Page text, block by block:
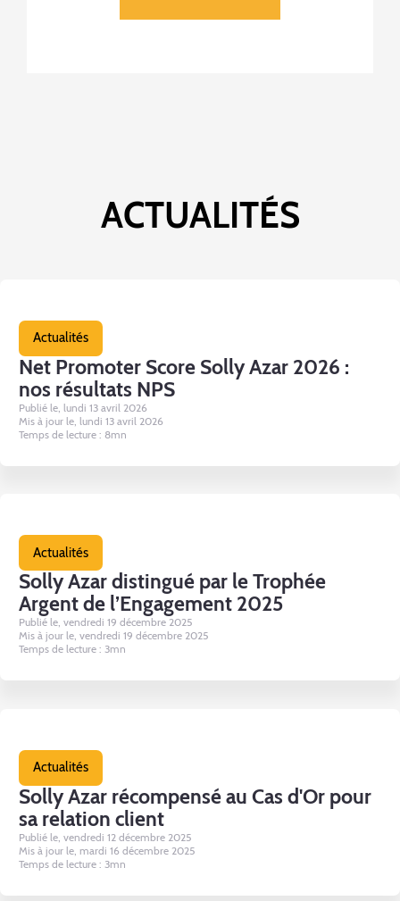
ACTUALITÉS
Actualités
Net Promoter Score Solly Azar 2026 :
nos résultats NPS
Publié le, lundi 13 avril 2026
Mis à jour le, lundi 13 avril 2026
Temps de lecture : 8mn
Actualités
Solly Azar distingué par le Trophée
Argent de l’Engagement 2025
Publié le, vendredi 19 décembre 2025
Mis à jour le, vendredi 19 décembre 2025
Temps de lecture : 3mn
Actualités
Solly Azar récompensé au Cas d'Or pour
sa relation client
Publié le, vendredi 12 décembre 2025
Mis à jour le, mardi 16 décembre 2025
Temps de lecture : 3mn